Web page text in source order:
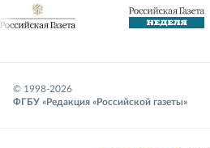
© 1998-2026
ФГБУ «Редакция «Российской газеты»